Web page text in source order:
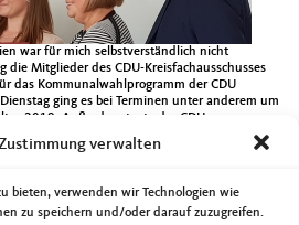
verwalten
bieten, verwenden wir Technologien wie
zu speichern und/oder darauf zuzugreifen.
war für mich selbstverständlich nicht
die Mitglieder des CDU-Kreisfachausschusses
das Kommunalwahlprogramm der CDU
ging es bei Terminen unter anderem um
2019. Außerdem tagte der CDU-
dieses Gremiums vor der Neuwahl am
der CDU Magdeburg. An dieser Stelle
beim Empfang der besten Pflegeschüler
die Landtagspräsidentin mit dabei zu sein.
Seite des Landtags. Abends ging es dann